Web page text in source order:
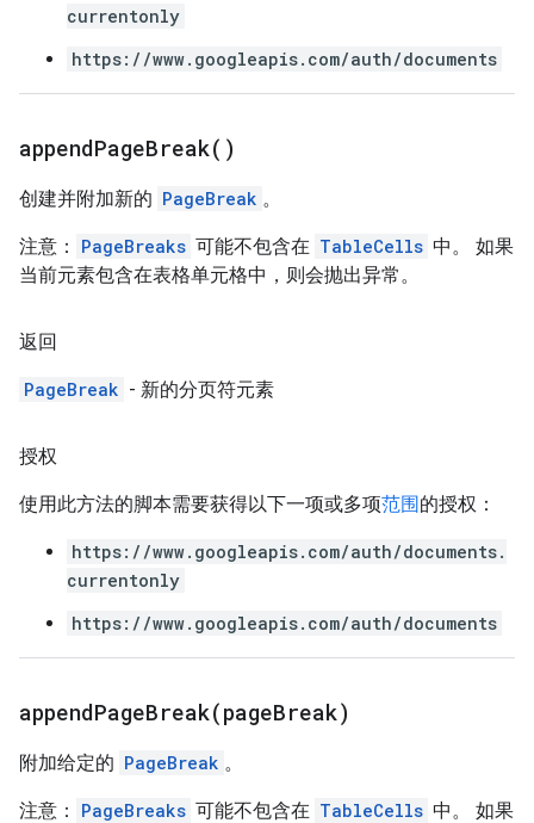
currentonly
https://www.googleapis.com/auth/documents
appendPageBreak( )
创建并附加新的 PageBreak 。
注意： PageBreaks 可能不包含在 TableCells 中。 如果
当前元素包含在表格单元格中，则会抛出异常。
返回
PageBreak - 新的分页符元素
授权
使用此方法的脚本需要获得以下一项或多项范围的授权：
https://www.googleapis.com/auth/documents.
currentonly
https://www.googleapis.com/auth/documents
appendPageBreak(pageBreak)
附加给定的 PageBreak 。
注意： PageBreaks 可能不包含在 TableCells 中。 如果